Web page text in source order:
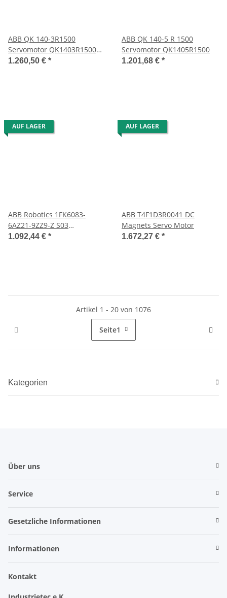
ABB QK 140-3R1500
Servomotor QK1403R1500
GS 8096161W59
1.260,50 € *
ABB QK 140-5 R 1500
Servomotor QK1405R1500
1.201,68 € *
AUF LAGER
ABB Robotics 1FK6083-
6AZ21-9ZZ9-Z S03
Servomotor
1.092,44 € *
AUF LAGER
ABB T4F1D3R0041 DC
Magnets Servo Motor
1.672,27 € *
Artikel 1 - 20 von 1076
Seite1
Kategorien
Über uns
Service
Gesetzliche Informationen
Informationen
Kontakt